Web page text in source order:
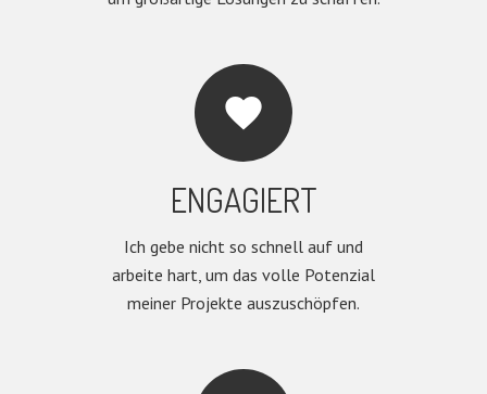
favorite
ENGAGIERT
Ich gebe nicht so schnell auf und
arbeite hart, um das volle Potenzial
meiner Projekte auszuschöpfen.